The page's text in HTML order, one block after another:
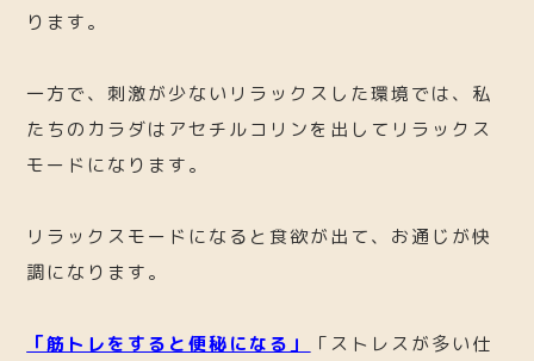
ります。
一方で、刺激が少ないリラックスした環境では、私
たちのカラダはアセチルコリンを出してリラックス
モードになります。
リラックスモードになると食欲が出て、お通じが快
調になります。
「筋トレをすると便秘になる」
「ストレスが多い仕